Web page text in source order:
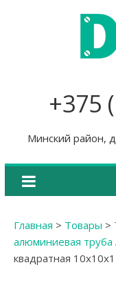
+375
Минский район,
Главная > Товары >
алюминиевая
квадратная